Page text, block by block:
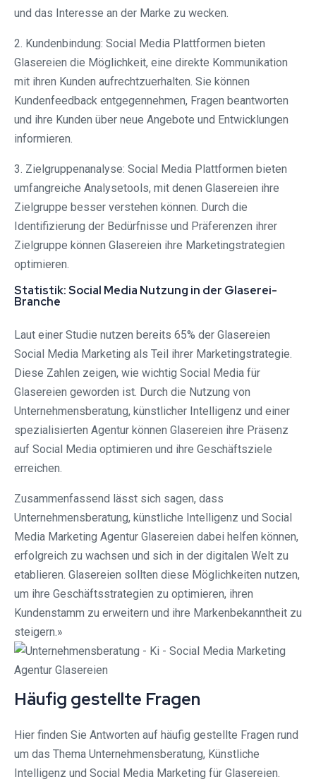
und das Interesse an der Marke zu wecken.
2. Kundenbindung: Social Media Plattformen bieten
Glasereien die Möglichkeit, eine direkte Kommunikation
mit ihren Kunden aufrechtzuerhalten. Sie können
Kundenfeedback entgegennehmen, Fragen beantworten
und ihre Kunden über neue Angebote und Entwicklungen
informieren.
3. Zielgruppenanalyse: Social Media Plattformen bieten
umfangreiche Analysetools, mit denen Glasereien ihre
Zielgruppe besser verstehen können. Durch die
Identifizierung der Bedürfnisse und Präferenzen ihrer
Zielgruppe können Glasereien ihre Marketingstrategien
optimieren.
Statistik: Social Media Nutzung in der Glaserei-
Branche
Laut einer Studie nutzen bereits 65% der Glasereien
Social Media Marketing als Teil ihrer Marketingstrategie.
Diese Zahlen zeigen, wie wichtig Social Media für
Glasereien geworden ist. Durch die Nutzung von
Unternehmensberatung, künstlicher Intelligenz und einer
spezialisierten Agentur können Glasereien ihre Präsenz
auf Social Media optimieren und ihre Geschäftsziele
erreichen.
Zusammenfassend lässt sich sagen, dass
Unternehmensberatung, künstliche Intelligenz und Social
Media Marketing Agentur Glasereien dabei helfen können,
erfolgreich zu wachsen und sich in der digitalen Welt zu
etablieren. Glasereien sollten diese Möglichkeiten nutzen,
um ihre Geschäftsstrategien zu optimieren, ihren
Kundenstamm zu erweitern und ihre Markenbekanntheit zu
steigern.»
Häufig gestellte Fragen
Hier finden Sie Antworten auf häufig gestellte Fragen rund
um das Thema Unternehmensberatung, Künstliche
Intelligenz und Social Media Marketing für Glasereien.